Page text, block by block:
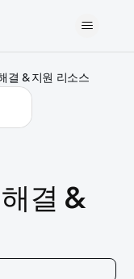
결 & 지원 리소스
결 &
아